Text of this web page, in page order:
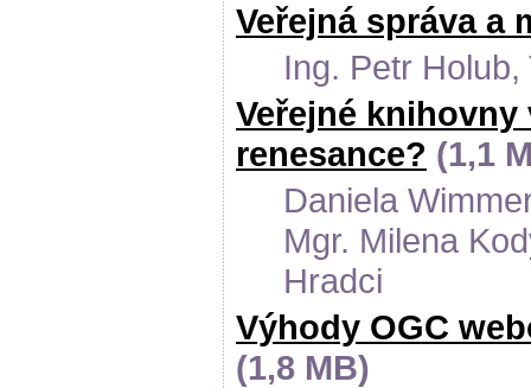
Veřejná správa a
Ing. Petr Holub,
Veřejné
renesance? (1,1
Daniela
Mgr. Milena
Hradci
Výhody OGC
(1,8 MB)